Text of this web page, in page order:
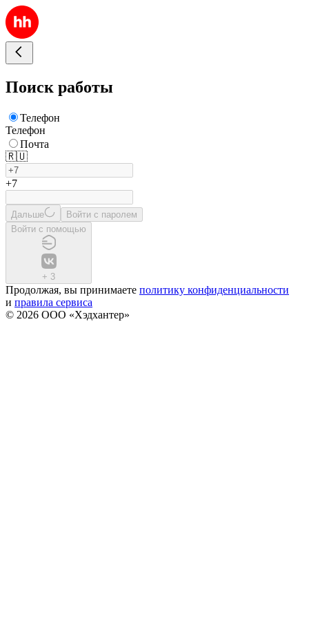
Поиск работы
Телефон
Телефон
Почта
🇷🇺
+7
Дальше
Войти с паролем
Войти с помощью
+ 3
Продолжая, вы принимаете политику конфиденциальности
и правила сервиса
© 2026 ООО «Хэдхантер»